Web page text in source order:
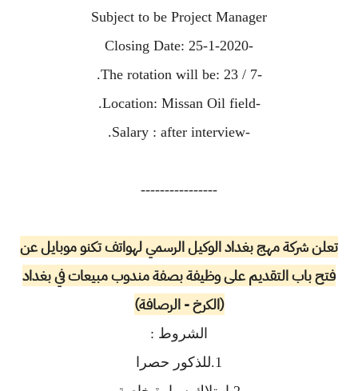
Subject to be Project Manager
-Closing Date: 25-1-2020
-The rotation will be: 23 / 7.
-Location: Missan Oil field.
-Salary : after interview.
----------------
تعلن شركة مهج بغداد الوكيل الرسمي لهواتف تكنو موبايل عن
فتح باب التقديم على وظيفة بصفة مندوب مبيعات في بغداد
(الكرخ - الرصافة)
الشروط :
1.للذكور حصرا